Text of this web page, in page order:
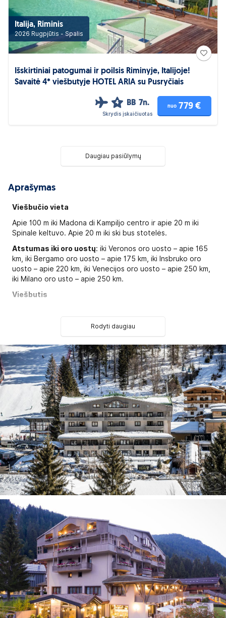
Italija, Riminis
2026 Rugpjūtis - Spalis
Išskirtiniai patogumai ir poilsis Riminyje, Italijoje!
Savaitė 4* viešbutyje HOTEL ARIA su Pusryčiais
4 BB 7n.
Skrydis įskaičiuotas
nuo 779 €
Daugiau pasiūlymų
Aprašymas
Viešbučio vieta
Apie 100 m iki Madona di Kampiljo centro ir apie 20 m iki
Spinale keltuvo. Apie 20 m iki ski bus stotelės.
Atstumas iki oro uostų: iki Veronos oro uosto – apie 165
km, iki Bergamo oro uosto – apie 175 km, iki Insbruko oro
uosto – apie 220 km, iki Venecijos oro uosto – apie 250 km,
iki Milano oro usto – apie 250 km.
Viešbutis
iki 10 metų, be balkono);
DBL Charme tipo numeriai:(23 m2, 2-3 asm., balkonas, 2-
ame, 3-me arba 4-me aukšte, nedidelė svetainės zona, su
vaizdu į kalnus ir ežerą);
DBL Perla tipo numeriai(26 m2, 2-3 asm., balkonas, 5-ame
arba 6-ame aukšte, nedidelė svetainės zona su žiemos
sodu, su vaizdu į kalnus ir ežerą);
Suite tipo numeriai(30 m2, 2-4 asm., balkonas su vaizdu į
kalnus ir trasas, atskira svetainės zona, kai kurie numeriai su
sauna ir sūkurine vonia).
Galima atsiskaityti kortelėmis:Visa, Masterсard
Apgyvendinimas su gyvūnais:įmanomas, išskyrus DBL
Perla tipo numerius (už papildomą mokestį)
Adresas:Via Monte Spinale, 39 38086 Madonna di
Campiglio (Tn)
Viešbučio teritorijoje
restoranai: 1
garažas už papildomą mokestį
SPA centras (nemokamai)
registratūra (24 valandas)
uždari baseinai: 1 (su hidromasažu)
belaidis internetas nemokamai
slidžių/batų saugojimo kambarys (su batų džiovykla)
Rodyti daugiau